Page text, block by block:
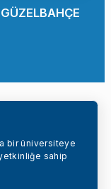
bir üniversiteye
sahip